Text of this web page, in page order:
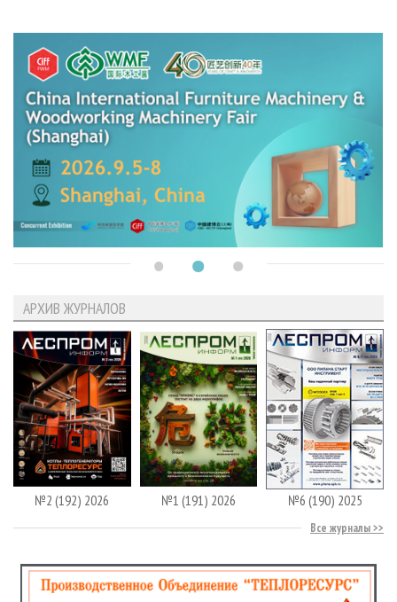
АРХИВ ЖУРНАЛОВ
№2 (192) 2026 №1 (191) 2026 №6 (190) 2025
Все журналы